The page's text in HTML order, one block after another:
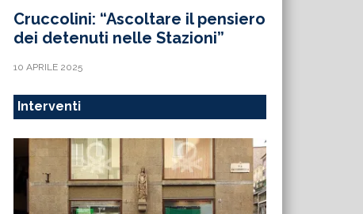
Cruccolini: “Ascoltare il pensiero
dei detenuti nelle Stazioni”
10 APRILE 2025
Interventi